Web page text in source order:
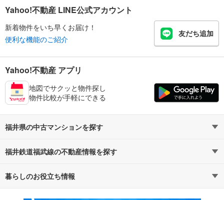
Yahoo!不動産 LINE公式アカウント
新着物件をいち早くお届け！
便利な機能のご紹介
友だち追加
Yahoo!不動産 アプリ
地図でサクッと物件探し
物件比較が手軽にできる
福井県の中古マンションを探す
路線・駅から探す
通勤・通学時間から探す
福井鉄道福武線の不動産情報を探す
不動産・住宅
暮らしのお役立ち情報